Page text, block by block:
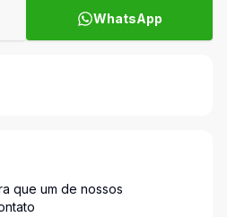
WhatsApp
que um de nossos